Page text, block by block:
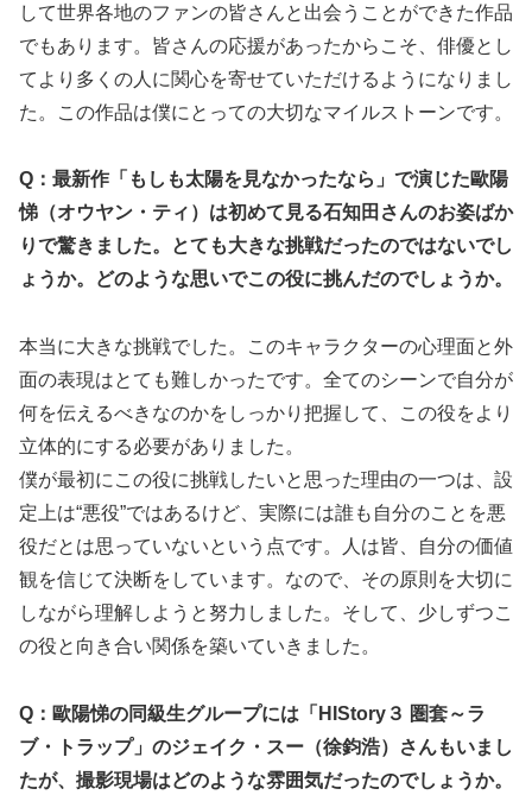
して世界各地のファンの皆さんと出会うことができた作品
でもあります。皆さんの応援があったからこそ、俳優とし
てより多くの人に関心を寄せていただけるようになりまし
た。この作品は僕にとっての大切なマイルストーンです。
Q：最新作「もしも太陽を見なかったなら」で演じた歐陽
悌（オウヤン・ティ）は初めて見る石知田さんのお姿ばか
りで驚きました。とても大きな挑戦だったのではないでし
ょうか。どのような思いでこの役に挑んだのでしょうか。
本当に大きな挑戦でした。このキャラクターの心理面と外
面の表現はとても難しかったです。全てのシーンで自分が
何を伝えるべきなのかをしっかり把握して、この役をより
立体的にする必要がありました。
僕が最初にこの役に挑戦したいと思った理由の一つは、設
定上は“悪役”ではあるけど、実際には誰も自分のことを悪
役だとは思っていないという点です。人は皆、自分の価値
観を信じて決断をしています。なので、その原則を大切に
しながら理解しようと努力しました。そして、少しずつこ
の役と向き合い関係を築いていきました。
Q：歐陽悌の同級生グループには「HIStory３ 圏套～ラ
ブ・トラップ」のジェイク・スー（徐鈞浩）さんもいまし
たが、撮影現場はどのような雰囲気だったのでしょうか。